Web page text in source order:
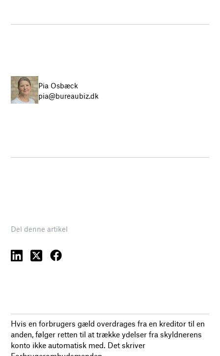
Pia Osbæck
pia@bureaubiz.dk
Del denne artikel
Hvis en forbrugers gæld overdrages fra en kreditor til en
anden, følger retten til at trække ydelser fra skyldnerens
konto ikke automatisk med. Det skriver